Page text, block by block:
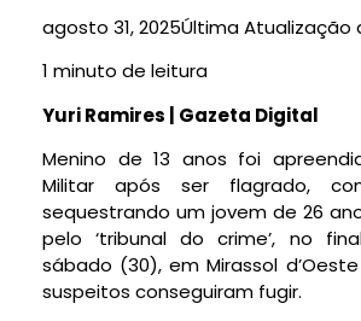
agosto 31, 2025Última Atualização
1 minuto de leitura
Yuri Ramires | Gazeta Digital
Menino de 13 anos foi
Militar após ser flagrado,
sequestrando um jovem de 26
pelo ‘tribunal do crime’, no
sábado (30), em Mirassol
suspeitos conseguiram fugir.